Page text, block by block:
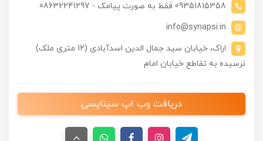
09351815358 فقط به صورت پیامک - 08632241297
info@synapsi.in
اراک، خیابان سید جمال الدین اسدآبادی (12 متری ملک)
نرسیده به تقاطع خیابان امام
دریافت وب اپ سیناپسی